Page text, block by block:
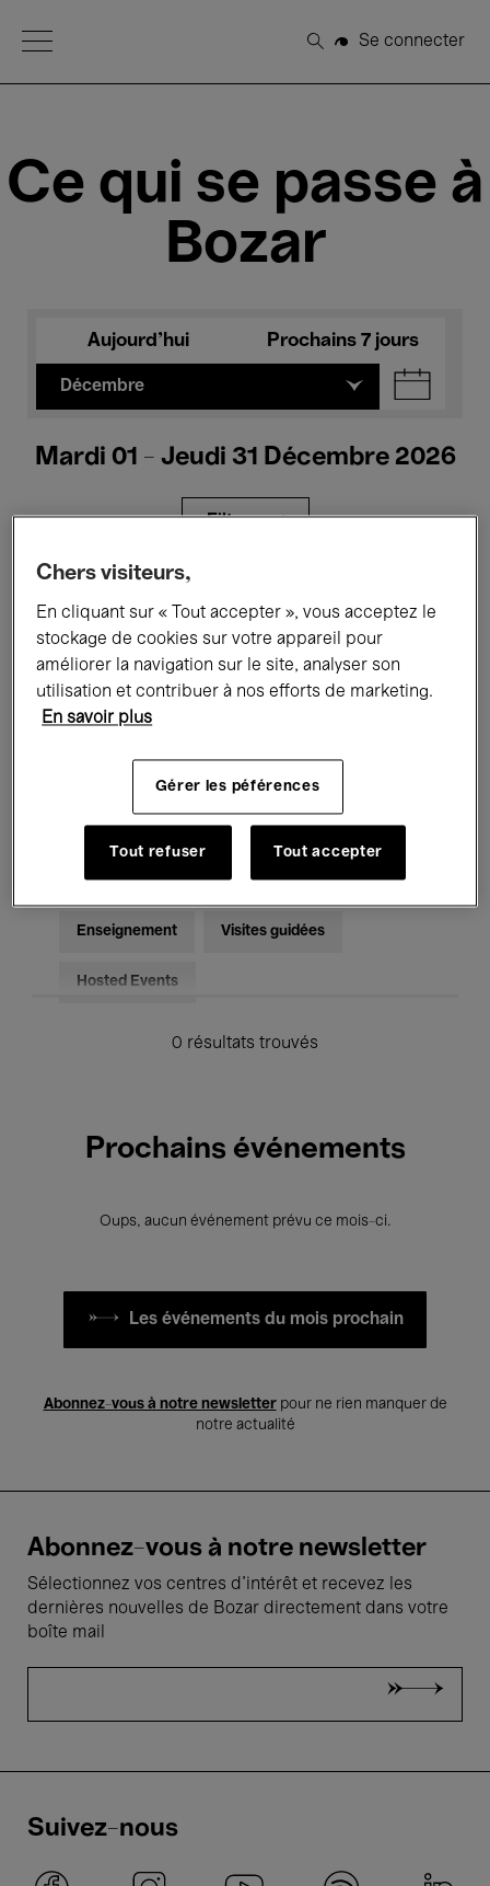
Open Menu
Rechercher
Se connecter
Ce qui se passe à
Bozar
Aujourd'hui Prochains 7 jours
Décembre
Mardi 01 - Jeudi 31 Décembre 2026
Filtres
Expositions Films Performances
Rencontres & Débats Jazz
Musique électronique
Pour tous Kids’ Palace
Enseignement Visites guidées
Hosted Events
0 résultats trouvés
Prochains événements
Oups, aucun événement prévu ce mois-ci.
Les événements du mois prochain
Abonnez-vous à notre newsletterpour ne rien manquer de
notre actualité
Abonnez-vous à notre newsletter
Sélectionnez vos centres d'intérêt et recevez les
dernières nouvelles de Bozar directement dans votre
boîte mail
Suivez-nous
Chers visiteurs,
En cliquant sur « Tout accepter », vous acceptez le
stockage de cookies sur votre appareil pour
améliorer la navigation sur le site, analyser son
utilisation et contribuer à nos efforts de marketing.
En savoir plus
Gérer les péférences
Tout refuser Tout accepter